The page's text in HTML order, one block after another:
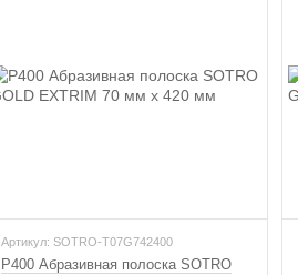
Артикул: SOTRO-T07G742400
P400 Абразивная полоска SOTRO